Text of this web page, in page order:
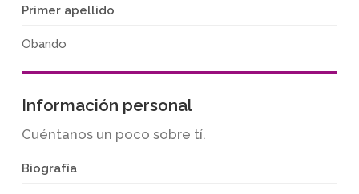
Primer apellido
Obando
Información personal
Cuéntanos un poco sobre tí.
Biografía